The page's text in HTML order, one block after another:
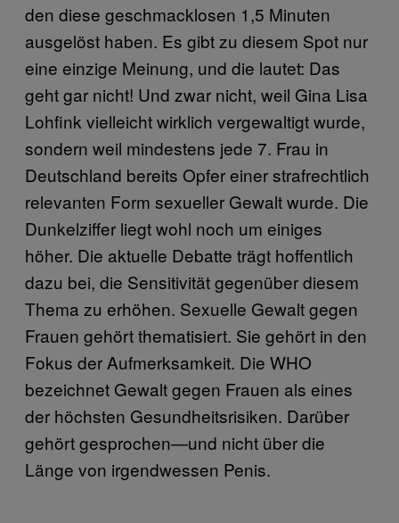
den diese geschmacklosen 1,5 Minuten
ausgelöst haben. Es gibt zu diesem Spot nur
eine einzige Meinung, und die lautet: Das
geht gar nicht! Und zwar nicht, weil Gina Lisa
Lohfink vielleicht wirklich vergewaltigt wurde,
sondern weil mindestens jede 7. Frau in
Deutschland bereits Opfer einer strafrechtlich
relevanten Form sexueller Gewalt wurde. Die
Dunkelziffer liegt wohl noch um einiges
höher. Die aktuelle Debatte trägt hoffentlich
dazu bei, die Sensitivität gegenüber diesem
Thema zu erhöhen. Sexuelle Gewalt gegen
Frauen gehört thematisiert. Sie gehört in den
Fokus der Aufmerksamkeit. Die WHO
bezeichnet Gewalt gegen Frauen als eines
der höchsten Gesundheitsrisiken. Darüber
gehört gesprochen—und nicht über die
Länge von irgendwessen Penis.